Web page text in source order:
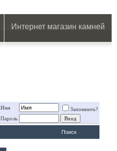
Интернет магазин камней
Имя
Запомнить?
Пароль
Поиск